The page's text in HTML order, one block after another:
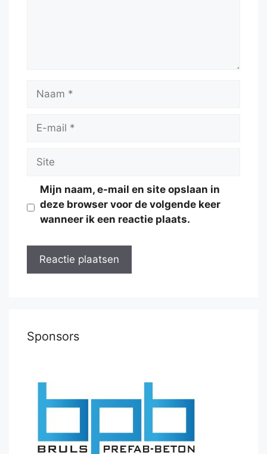
Naam
Site
Mijn naam, e-mail en site opslaan in
deze browser voor de volgende keer
wanneer ik een reactie plaats.
Sponsors